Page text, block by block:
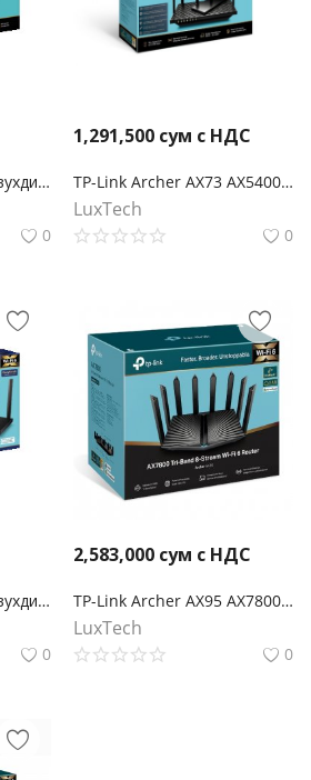
TP-Link Archer AX53 Двухдиапазонный гигабитный Wi‑Fi роутер AX3000 с поддержкой Mesh
0
1,291,500 сум с НДС
TP-Link Archer AX73 AX5400 Двухдиапазонный гигабитный Wi‑Fi 6 роутер
LuxTech
0
TP-Link Archer AX12 Двухдиапазонный гигабитный роутер Wi‑Fi AX1500 с поддержкой Mesh
0
2,583,000 сум с НДС
TP-Link Archer AX95 AX7800 Беспроводной трехдиапазонный мультигигабитный MU-MIMO маршрутизатор Wi-Fi 6 с двумя USB-портами
LuxTech
0